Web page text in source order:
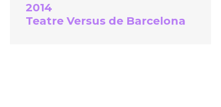
2014
Teatre Versus de Barcelona